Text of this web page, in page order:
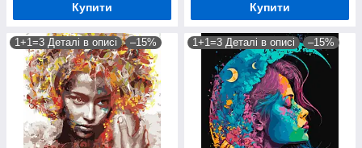
Купити Купити
1+1=3 Деталі в описі –15% 1+1=3 Деталі в описі –15%